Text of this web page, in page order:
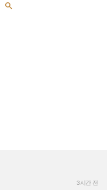

3시간 전